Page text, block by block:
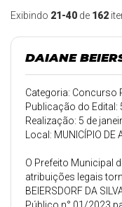
Exibindo 21-40 de 162
DAIANE
Categoria: Concurso
Publicação do Edital:
Realização: 5 de
Local: MUNICÍPIO DE
O Prefeito Municipal
atribuições legais
BEIERSDORF DA